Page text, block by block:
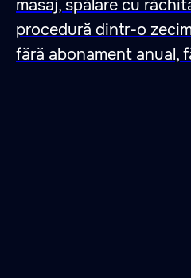
masaj, spălare cu
procedură dintr-o
fără abonament anual,